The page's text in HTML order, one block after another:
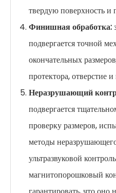
твердую поверхность и
Финишная обработка:
подвергается точной
окончательных
протектора, отверстие
Неразрушающий
подвергается
проверку размеров,
методы
ультразвуковой
магнитопорошковый